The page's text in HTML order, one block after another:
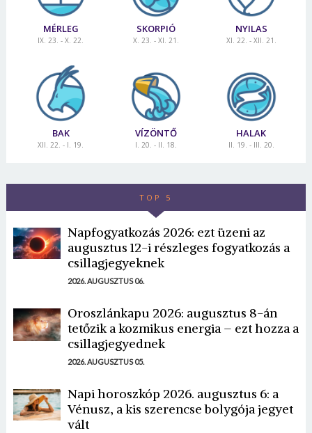
MÉRLEG
IX. 23. - X. 22.
SKORPIÓ
X. 23. - XI. 21.
NYILAS
XI. 22. - XII. 21.
BAK
XII. 22. - I. 19.
VÍZÖNTŐ
I. 20. - II. 18.
HALAK
II. 19. - III. 20.
TOP 5
Napfogyatkozás 2026: ezt üzeni az
augusztus 12-i részleges fogyatkozás a
csillagjegyeknek
2026. AUGUSZTUS 06.
Oroszlánkapu 2026: augusztus 8-án
tetőzik a kozmikus energia – ezt hozza a
csillagjegyednek
2026. AUGUSZTUS 05.
Napi horoszkóp 2026. augusztus 6: a
Vénusz, a kis szerencse bolygója jegyet
vált